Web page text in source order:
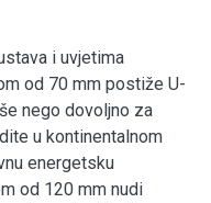
i uvjetima
od 70 mm postiže U-
nego dovoljno za
u kontinentalnom
energetsku
od 120 mm nudi